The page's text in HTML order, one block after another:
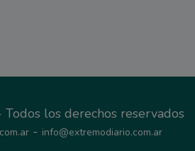
los derechos reservados
- info@extremodiario.com.ar